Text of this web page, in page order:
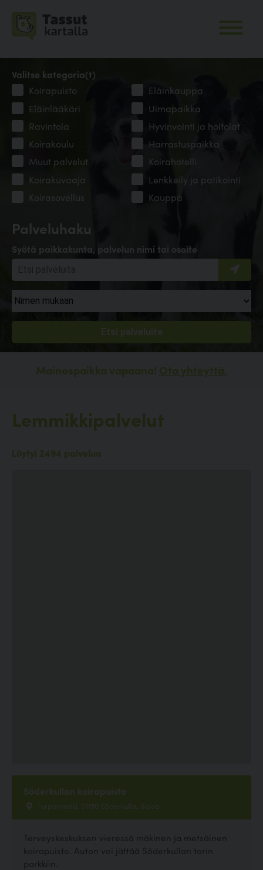
Palveluhaku
Syötä paikkakunta, palvelun nimi tai osoite
Valitse kategoria(t)
Koirapuisto
Eläinkauppa
Eläinlääkäri
Uimapaikka
Ravintola
Hyvinvointi ja hoitolat
Koirakoulu
Harrastuspaikka
Muut palvelut
Koirahotelli
Koirakuvaaja
Lenkkeily ja patikointi
Koirasovellus
Kauppa
Mainospaikka vapaana! Ota yhteyttä.
Lemmikkipalvelut
Löytyi 2494 palvelua
Söderkullan koirapuisto
Torpanmäki, 01150 Söderkulla, Sipoo
Terveyskeskuksen vieressä mäkinen ja metsäinen
koirapuisto. Auton voi jättää Söderkullan torin
parkkiin.